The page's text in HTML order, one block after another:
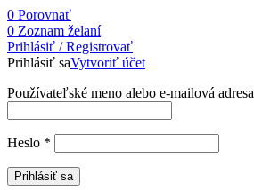
0 Porovnať
0 Zoznam želaní
Prihlásiť / Registrovať
Prihlásiť saVytvoriť účet
Používateľské meno alebo e-mailová adresa
Heslo *
Prihlásiť sa